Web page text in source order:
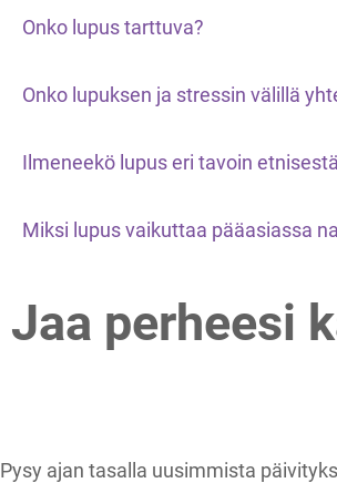
Onko lupus tarttuva?
Onko lupuksen ja stressin välillä
Ilmeneekö lupus eri tavoin
Miksi lupus vaikuttaa pääasiassa
Jaa perheesi
Pysy ajan tasalla uusimmista